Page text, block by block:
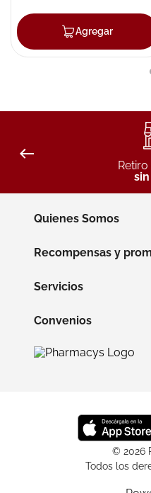
Agregar
Quienes Somos
Recompensas y
Servicios
Convenios
© 2026
Todos los